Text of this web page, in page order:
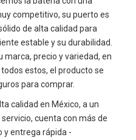
competitivo, su puerto es
de alta calidad para
estable y su durabilidad.
marca, precio y variedad, en
estos, el producto se
para comprar.
calidad en México, a un
cuenta con más de
y entrega rápida -